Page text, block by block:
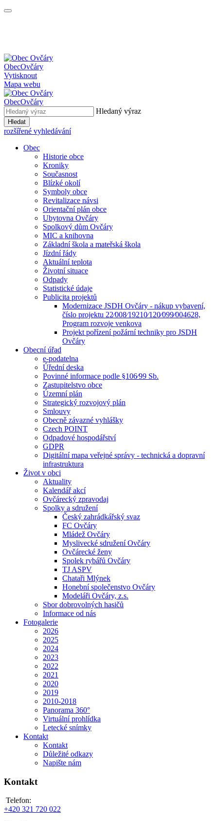
ObecOvčáry
Vytisknout
Mapa webu
ObecOvčáry
Hledaný výraz
Hledat
rozšířené vyhledávání
Obec
Historie obce
Kroniky
Současnost
Blízké okolí
Symboly obce
Revitalizace návsi
Orientační plán obce
Ubytovna Ovčáry
Spolkový dům Ovčáry
MIC a knihovna
Základní škola a mateřská škola
Jízdní řády
Aktuální teplota
Životní situace
Odpady
Statistické údaje
Publicita projektů
Modernizace JSDH Ovčáry - nákup vybavení,
číslo projektu 22⁄008⁄19210⁄120⁄099⁄004628,
Program rozvoje venkova
Projekt pořízení požární techniky pro JSDH
Ovčáry
Obecní úřad
e-podatelna
Úřední deska
Povinné informace podle §106⁄99 Sb.
Zastupitelstvo obce
Územní plán
Strategický rozvojový plán
Smlouvy
Obecně závazné vyhlášky
Czech POINT
Odpadové hospodářství
GDPR
Digitální mapa veřejné správy - technická a dopravní
infrastruktura
Život v obci
Aktuality
Kalendář akcí
Ovčárecký zpravodaj
Spolky a sdružení
Český zahrádkářský svaz
FC Ovčáry
Mládež Ovčáry
Myslivecké sdružení Ovčáry
Ovčárecké ženy
Spolek rybářů Ovčáry
TJ ASPV
Chataři Mlýnek
Honební společenstvo Ovčáry
Modeláři Ovčáry, z.s.
Sbor dobrovolných hasičů
Informace od nás
Fotogalerie
2026
2025
2024
2023
2022
2021
2020
2019
2010-2018
Panorama 360°
Virtuální prohlídka
Letecké snímky
Kontakt
Kontakt
Důležité odkazy
Napište nám
Kontakt
Telefon:
+420 321 720 022